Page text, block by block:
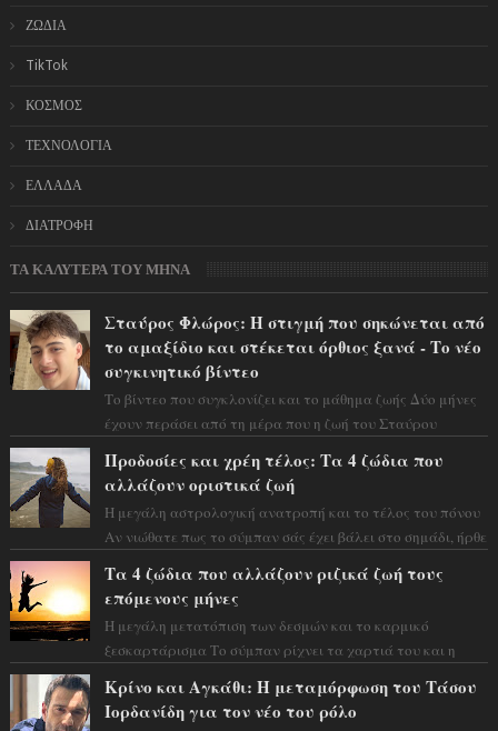
ΖΩΔΙΑ
TikTok
ΚΟΣΜΟΣ
ΤΕΧΝΟΛΟΓΙΑ
ΕΛΛΑΔΑ
ΔΙΑΤΡΟΦΗ
ΤΑ ΚΑΛΥΤΕΡΑ ΤΟΥ ΜΗΝΑ
Σταύρος Φλώρος: Η στιγμή που σηκώνεται από
το αμαξίδιο και στέκεται όρθιος ξανά - Το νέο
συγκινητικό βίντεο
Το βίντεο που συγκλονίζει και το μάθημα ζωής Δύο μήνες
έχουν περάσει από τη μέρα που η ζωή του Σταύρου
Προδοσίες και χρέη τέλος: Τα 4 ζώδια που
αλλάζουν οριστικά ζωή
Η μεγάλη αστρολογική ανατροπή και το τέλος του πόνου
Αν νιώθατε πως το σύμπαν σάς έχει βάλει στο σημάδι, ήρθε
Τα 4 ζώδια που αλλάζουν ριζικά ζωή τους
επόμενους μήνες
Η μεγάλη μετατόπιση των δεσμών και το καρμικό
ξεσκαρτάρισμα Το σύμπαν ρίχνει τα χαρτιά του και η
Κρίνο και Αγκάθι: Η μεταμόρφωση του Τάσου
Ιορδανίδη για τον νέο του ρόλο